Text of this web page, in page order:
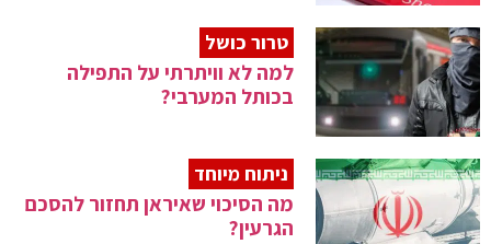
טרור כושל
למה לא וויתרתי על התפילה
בכותל המערבי?
ניתוח מיוחד
מה הסיכוי שאיראן תחזור להסכם
הגרעין?